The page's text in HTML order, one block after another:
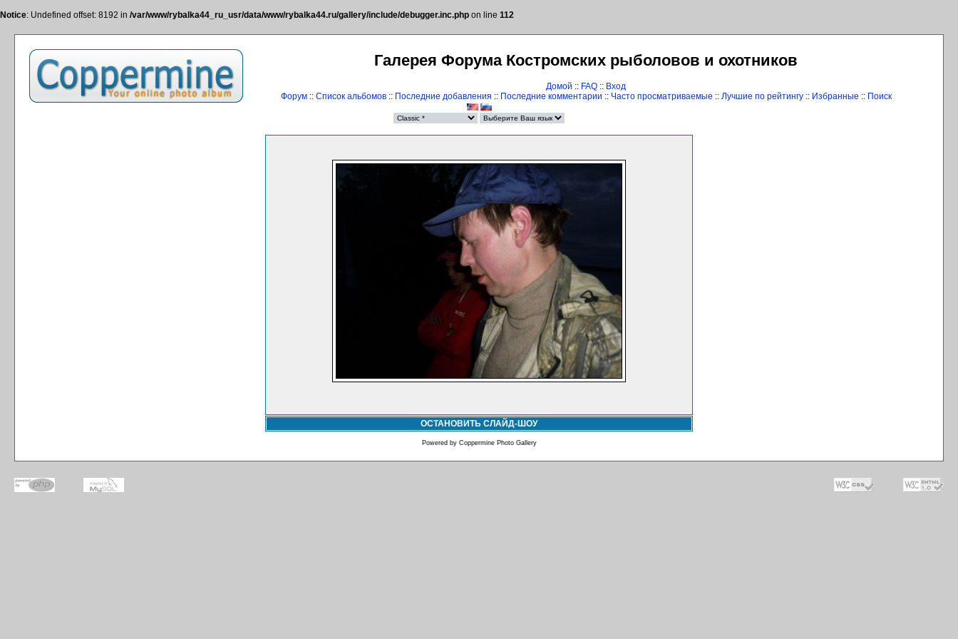
Notice: Undefined offset: 8192 in /var/www/rybalka44_ru_usr/data/www/rybalka44.ru/gallery/include/debugger.inc.php on line 112
Галерея Форума Костромских рыболовов и охотников
Домой :: FAQ :: Вход
Форум:: Список альбомов:: Последние добавления :: Последние комментарии :: Часто просматриваемые :: Лучшие по рейтингу:: Избранные :: Поиск
ОСТАНОВИТЬ СЛАЙД-ШОУ
Powered by Coppermine Photo Gallery